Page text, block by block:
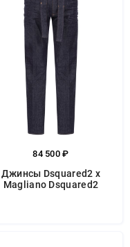
84 500 ₽
Джинсы Dsquared2 x
Magliano Dsquared2